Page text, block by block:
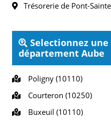
Trésorerie de Pont-
Selectionnez
département Aube
Poligny (10110)
Courteron (10250)
Buxeuil (10110)